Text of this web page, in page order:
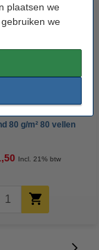
plaatsen we
we
80 g/m² 80 vellen
Incl. 21% btw